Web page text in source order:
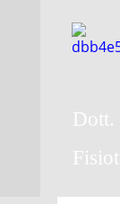
Dott.